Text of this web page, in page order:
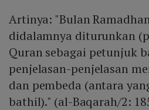
Artinya: "Bulan
didalamnya diturunkan
Quran sebagai petunjuk
penjelasan-penjelasan
dan pembeda (antara
bathil)." (al-Baqarah/2: